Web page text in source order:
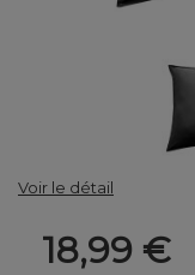
Voir le détail
18,99 €